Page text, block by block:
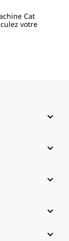
Cat
votre